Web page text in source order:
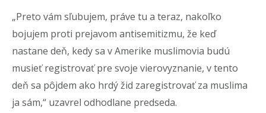
„Preto vám sľubujem, práve tu a teraz, nakoľko
bojujem proti prejavom antisemitizmu, že keď
nastane deň, kedy sa v Amerike muslimovia budú
musieť registrovať pre svoje vierovyznanie, v tento
deň sa pôjdem ako hrdý žid zaregistrovať za muslima
ja sám,“ uzavrel odhodlane predseda.